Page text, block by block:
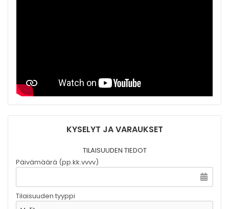
KYSELYT JA VARAUKSET
TILAISUUDEN TIEDOT
Päivämäärä (pp.kk.vvvv)
Tilaisuuden tyyppi